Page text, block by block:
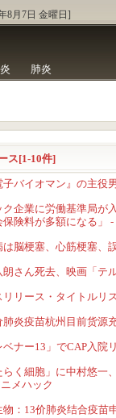
8月7日 金曜日]
肺炎
ス[1-10件]
子バイオマン』の主役
ク企業に労働基準局が
保険料が多額になる」
は脳梗塞、心筋梗塞、
朗さん死去、映画「テ
リリース・タイトルリ
肺炎疫苗杭州目前货源
ベナー13」でCAP入
らく細胞」に中村悠一
メハック
物：13价肺炎结合疫苗